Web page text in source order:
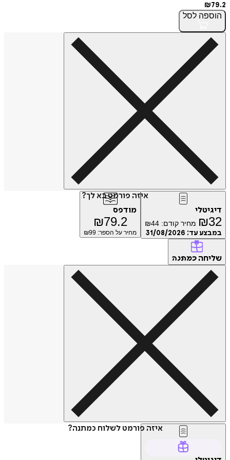
לסל
איזה פורמט בא לך?
₪ מחיר קודם: ₪44
עד:31/08/2026
מודפס
₪79.2
מחיר על הספר: ₪99
כמתנה
איזה פורמט לשלוח כמתנה?